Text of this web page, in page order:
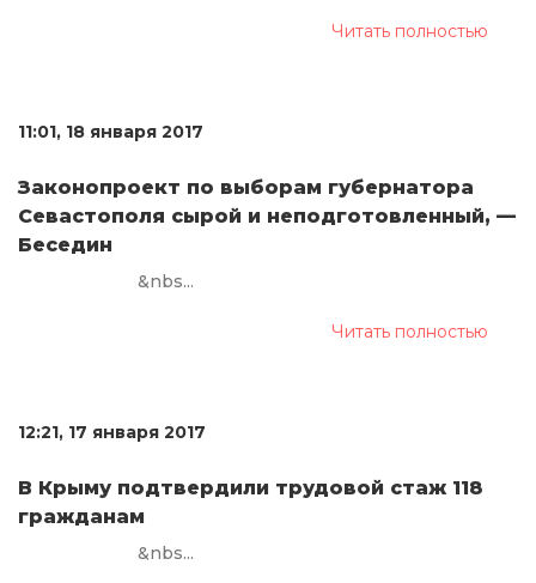
Читать полностью
11:01, 18 января 2017
Законопроект по выборам губернатора
Севастополя сырой и неподготовленный, —
Беседин
&nbs...
Читать полностью
12:21, 17 января 2017
В Крыму подтвердили трудовой стаж 118
гражданам
&nbs...